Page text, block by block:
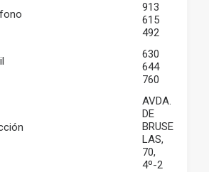
913
615
492
630
644
760
AVDA.
DE
BRUSE
LAS,
70,
4º-2